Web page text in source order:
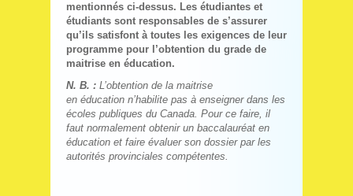
mentionnés ci-dessus. Les étudiantes et
étudiants sont responsables de s’assurer
qu’ils satisfont à toutes les exigences de leur
programme pour l’obtention du grade de
maitrise en éducation.
N. B. : L’obtention de la maitrise
en éducation n’habilite pas à enseigner dans les
écoles publiques du Canada. Pour ce faire, il
faut normalement obtenir un baccalauréat en
éducation et faire évaluer son dossier par les
autorités provinciales compétentes.